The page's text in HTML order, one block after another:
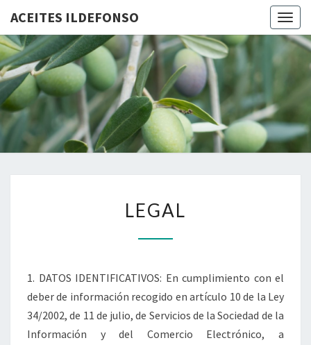
ACEITES ILDEFONSO
LEGAL
1. DATOS IDENTIFICATIVOS: En cumplimiento con el
deber de información recogido en artículo 10 de la Ley
34/2002, de 11 de julio, de Servicios de la Sociedad de la
Información y del Comercio Electrónico, a